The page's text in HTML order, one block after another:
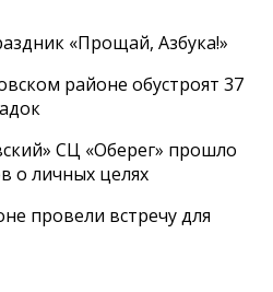
«Прощай, Азбука!»
районе обустроят 37
СЦ «Оберег» прошло
о личных целях
провели встречу для